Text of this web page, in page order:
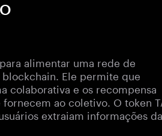
alimentar uma rede de
Ele permite que
colaborativa e os recompensa
ao coletivo. O token
extraiam informações da